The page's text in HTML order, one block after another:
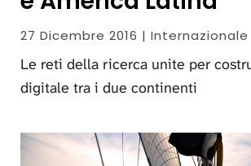
27 Dicembre 2016 | Internazionale
Le reti della ricerca unite per
digitale tra i due continenti